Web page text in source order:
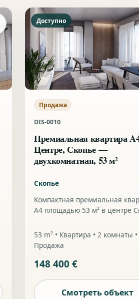
Доступно
Продажа
DIS-0010
Премиальная квартира
Центре, Скопье —
двухкомнатная, 53 м²
Скопье
Компактная премиальная
A4 площадью 53 м² в центре
инвестиции.
53 m² • Квартира • 2 комнаты •
Продажа
148 400 €
Смотреть объект